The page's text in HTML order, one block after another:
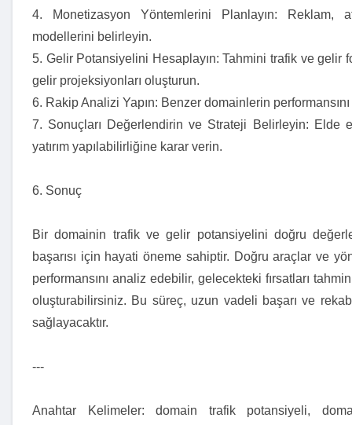
4. Monetizasyon Yöntemlerini Planlayın: Reklam,
modellerini belirleyin.
5. Gelir Potansiyelini Hesaplayın: Tahmini trafik ve gelir
gelir projeksiyonları oluşturun.
6. Rakip Analizi Yapın: Benzer domainlerin
7. Sonuçları Değerlendirin ve Strateji Belirleyin: Elde
yatırım yapılabilirliğine karar verin.
6. Sonuç
Bir domainin trafik ve gelir potansiyelini doğru
başarısı için hayati öneme sahiptir. Doğru araçlar ve
performansını analiz edebilir, gelecekteki fırsatları
oluşturabilirsiniz. Bu süreç, uzun vadeli başarı ve
sağlayacaktır.
---
Anahtar Kelimeler: domain trafik potansiyeli,